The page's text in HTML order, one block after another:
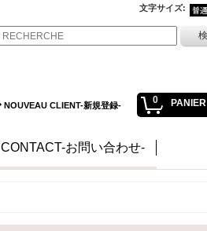
文字サイズ:
0 PANIER
NOUVEAU CLIENT-新規登録-
CONTACT-お問い合わせ-